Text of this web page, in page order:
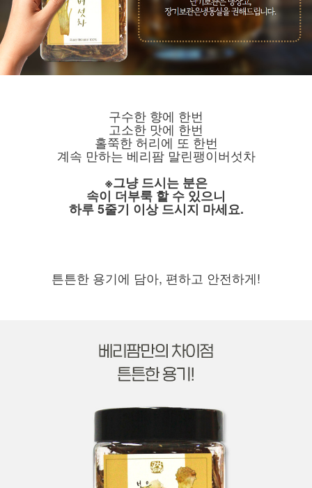
구수한 향에 한번
고소한 맛에 한번
홀쭉한 허리에 또 한번
계속 만하는 베리팜 말린팽이버섯차
※그냥 드시는 분은
속이 더부룩 할 수 있으니
하루 5줄기 이상 드시지 마세요.
튼튼한 용기에 담아, 편하고 안전하게!